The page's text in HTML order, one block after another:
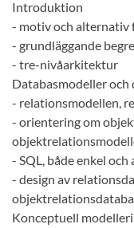
Introduktion
- motiv och alternativ
- grundläggande
- tre-nivåarkitektur
Databasmodeller och
- relationsmodellen,
- orientering om
- SQL, både enkel och
- design av
Konceptuell